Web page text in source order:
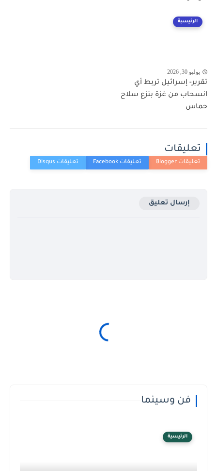
الرئيسية
يوليو 30, 2026
تقرير- إسرائيل تربط أي
انسحاب من غزة بنزع سلاح
حماس
تعليقات
إرسال تعليق
فن وسينما
الرئيسية